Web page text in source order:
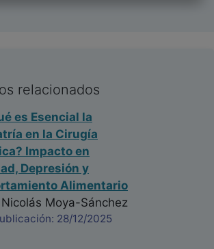
relacionados
es Esencial la
en la Cirugía
Impacto en
Depresión y
Alimentario
Moya-Sánchez
28/12/2025